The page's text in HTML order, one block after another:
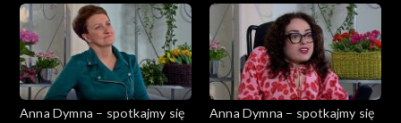
Anna Dymna – spotkajmy się
Anna Dymna – spotkajmy się